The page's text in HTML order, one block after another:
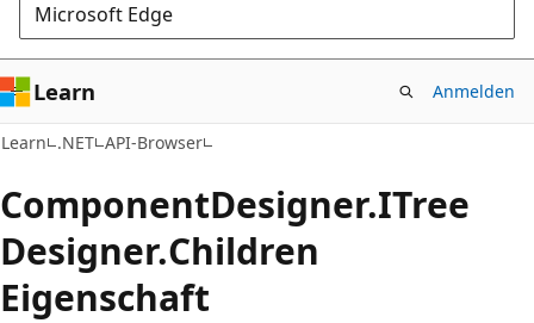
Microsoft Edge
Learn Anmelden
Learn .NET API-Browser
ComponentDesigner.ITree
Designer.Children
Eigenschaft